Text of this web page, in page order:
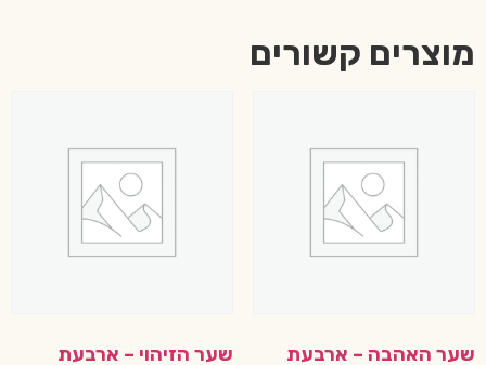
מוצרים קשורים
שער האהבה – ארבעת
שער הזיהוי – ארבעת